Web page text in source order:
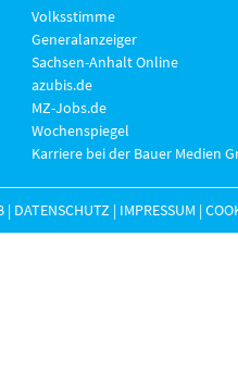
Volksstimme
Generalanzeiger
Sachsen-Anhalt Online
azubis.de
MZ-Jobs.de
Wochenspiegel
Karriere bei der Bauer Medien
| DATENSCHUTZ | IMPRESSUM |